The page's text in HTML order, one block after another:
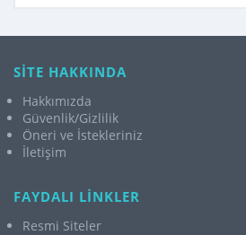
SİTE HAKKINDA
Hakkımızda
Güvenlik/Gizlilik
Öneri ve İstekleriniz
İletişim
FAYDALI LİNKLER
Resmi Siteler